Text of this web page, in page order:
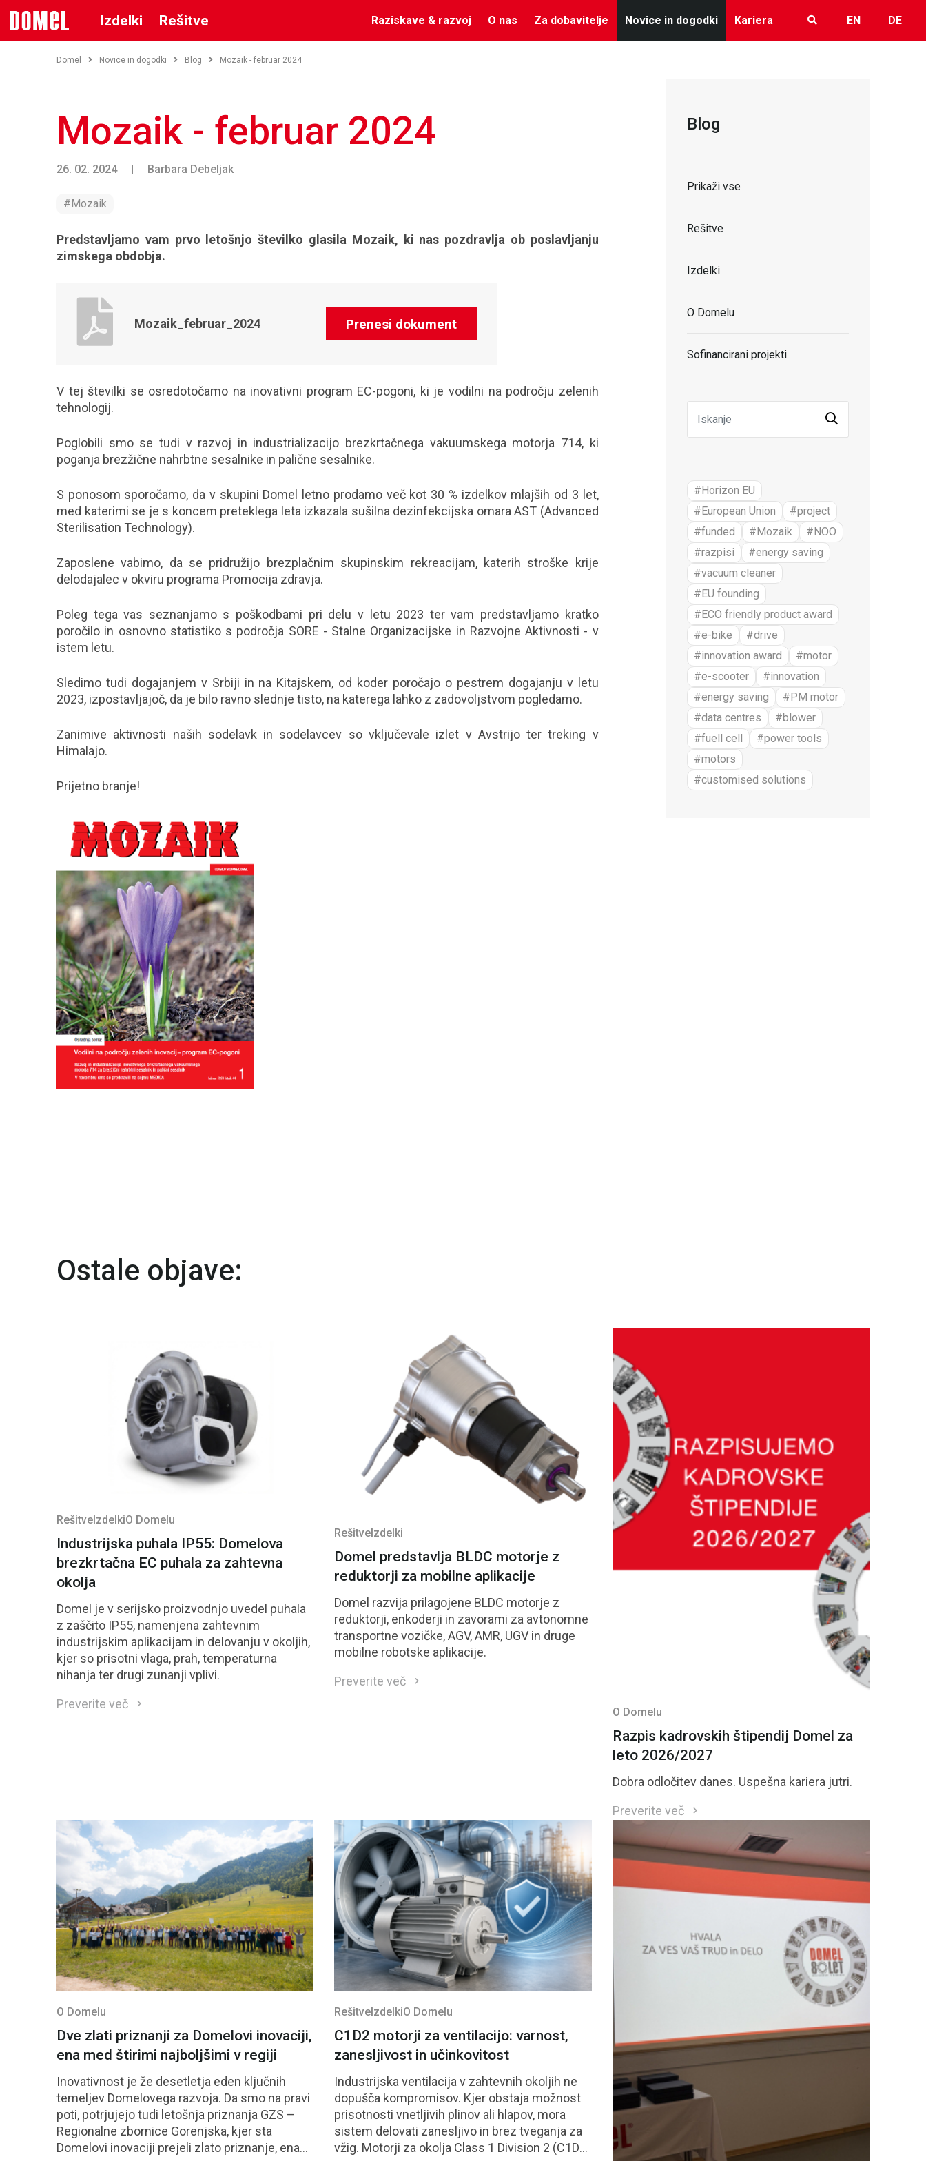
Izdelki Rešitve Raziskave & razvoj O nas Za dobavitelje Novice in dogodki Kariera EN DE
Domel Novice in dogodki Blog Mozaik - februar 2024
Mozaik - februar 2024
26. 02. 2024 | Barbara Debeljak
#Mozaik
Predstavljamo vam prvo letošnjo številko glasila Mozaik, ki nas pozdravlja ob poslavljanju
zimskega obdobja.
Mozaik_februar_2024 Prenesi dokument
V tej številki se osredotočamo na inovativni program EC-pogoni, ki je vodilni na področju zelenih
tehnologij.
Poglobili smo se tudi v razvoj in industrializacijo brezkrtačnega vakuumskega motorja 714, ki
poganja brezžične nahrbtne sesalnike in palične sesalnike.
S ponosom sporočamo, da v skupini Domel letno prodamo več kot 30 % izdelkov mlajših od 3 let,
med katerimi se je s koncem preteklega leta izkazala sušilna dezinfekcijska omara AST (Advanced
Sterilisation Technology).
Zaposlene vabimo, da se pridružijo brezplačnim skupinskim rekreacijam, katerih stroške krije
delodajalec v okviru programa Promocija zdravja.
Poleg tega vas seznanjamo s poškodbami pri delu v letu 2023 ter vam predstavljamo kratko
poročilo in osnovno statistiko s področja SORE - Stalne Organizacijske in Razvojne Aktivnosti - v
istem letu.
Sledimo tudi dogajanjem v Srbiji in na Kitajskem, od koder poročajo o pestrem dogajanju v letu
2023, izpostavljajoč, da je bilo ravno slednje tisto, na katerega lahko z zadovoljstvom pogledamo.
Zanimive aktivnosti naših sodelavk in sodelavcev so vključevale izlet v Avstrijo ter treking v
Himalajo.
Prijetno branje!
Blog
Prikaži vse
Rešitve
Izdelki
O Domelu
Sofinancirani projekti
#Horizon EU
#European Union
#project
#funded
#Mozaik
#NOO
#razpisi
#energy saving
#vacuum cleaner
#EU founding
#ECO friendly product award
#e-bike
#drive
#innovation award
#motor
#e-scooter
#innovation
#energy saving
#PM motor
#data centres
#blower
#fuell cell
#power tools
#motors
#customised solutions
Ostale objave:
RešitveIzdelkiO Domelu
Industrijska puhala IP55: Domelova
brezkrtačna EC puhala za zahtevna
okolja
Domel je v serijsko proizvodnjo uvedel puhala
z zaščito IP55, namenjena zahtevnim
industrijskim aplikacijam in delovanju v okoljih,
kjer so prisotni vlaga, prah, temperaturna
nihanja ter drugi zunanji vplivi.
Preverite več
Rešitve Izdelki
Domel predstavlja BLDC motorje z
reduktorji za mobilne aplikacije
Domel razvija prilagojene BLDC motorje z
reduktorji, enkoderji in zavorami za avtonomne
transportne vozičke, AGV, AMR, UGV in druge
mobilne robotske aplikacije.
Preverite več
O Domelu
Razpis kadrovskih štipendij Domel za
leto 2026/2027
Dobra odločitev danes. Uspešna kariera jutri.
Preverite več
O Domelu
Dve zlati priznanji za Domelovi inovaciji,
ena med štirimi najboljšimi v regiji
Inovativnost je že desetletja eden ključnih
temeljev Domelovega razvoja. Da smo na pravi
poti, potrjujejo tudi letošnja priznanja GZS –
Regionalne zbornice Gorenjska, kjer sta
Domelovi inovaciji prejeli zlato priznanje, ena
RešitveIzdelkiO Domelu
C1D2 motorji za ventilacijo: varnost,
zanesljivost in učinkovitost
Industrijska ventilacija v zahtevnih okoljih ne
dopušča kompromisov. Kjer obstaja možnost
prisotnosti vnetljivih plinov ali hlapov, mora
sistem delovati zanesljivo in brez tveganja za
vžig. Motorji za okolja Class 1 Division 2 (C1D2)